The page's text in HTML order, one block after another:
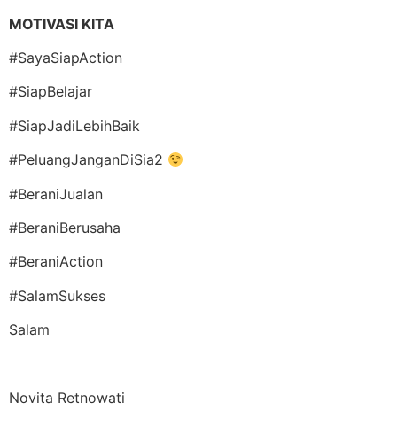
MOTIVASI KITA
#SayaSiapAction
#SiapBelajar
#SiapJadiLebihBaik
#PeluangJanganDiSia2
#BeraniJualan
#BeraniBerusaha
#BeraniAction
#SalamSukses
Salam
Novita Retnowati